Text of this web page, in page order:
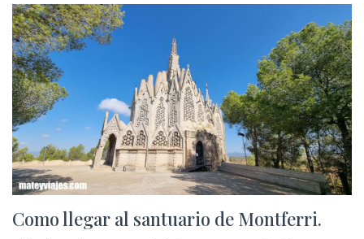
Como llegar al santuario de Montferri.